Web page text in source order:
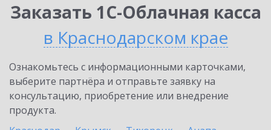
Заказать 1С-Облачная касса
в Краснодарском крае
Ознакомьтесь с информационными карточками,
выберите партнёра и отправьте заявку на
консультацию, приобретение или внедрение
продукта.